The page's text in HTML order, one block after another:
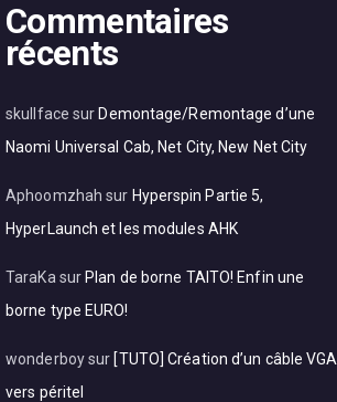
Commentaires
récents
skullface sur Demontage/Remontage d’une
Naomi Universal Cab, Net City, New Net City
Aphoomzhah sur Hyperspin Partie 5,
HyperLaunch et les modules AHK
TaraKa sur Plan de borne TAITO! Enfin une
borne type EURO!
wonderboysur [TUTO] Création d’un câble VGA
vers péritel